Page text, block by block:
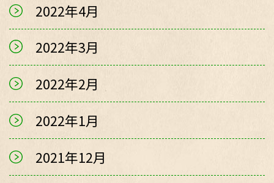
2022年4月
2022年3月
2022年2月
2022年1月
2021年12月